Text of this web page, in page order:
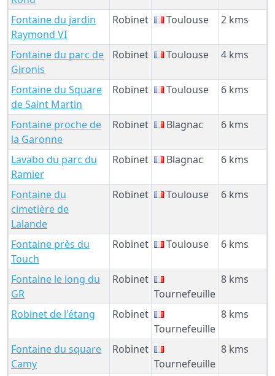
Fontaine du jardin
Raymond VI
Robinet Toulouse 2 kms
Fontaine du parc de
Gironis
Robinet Toulouse 4 kms
Fontaine du Square
de Saint Martin
Robinet Toulouse 6 kms
Fontaine proche de
la Garonne
Robinet Blagnac 6 kms
Lavabo du parc du
Ramier
Robinet Blagnac 6 kms
Fontaine du
cimetière de
Lalande
Robinet Toulouse 6 kms
Fontaine près du
Touch
Robinet Toulouse 6 kms
Fontaine le long du
GR
Robinet
Tournefeuille
8 kms
Robinet de l'étang
Robinet
Tournefeuille
8 kms
Fontaine du square
Camy
Robinet
Tournefeuille
8 kms